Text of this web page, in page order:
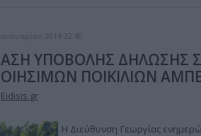
2014 22:40
ΥΠΟΒΟΛΗΣ ΔΗΛΩΣΗΣ
ΠΟΙΚΙΛΙΩΝ
Eidisis.gr
Η Διεύθυνση Γεωργίας